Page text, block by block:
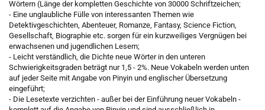
Wörtern (Länge der kompletten Geschichte von 30000 Schriftzeichen;
- Eine unglaubliche Fülle von interessanten Themen wie
Detektivgeschichten, Abenteuer, Romanze, Fantasy, Science Fiction,
Gesellschaft, Biographie etc. sorgen für ein kurzweiliges Vergnügen bei
erwachsenen und jugendlichen Lesern;
- Leicht verständlich, die Dichte neue Wörter in den unteren
Schwierigkeitsgraden beträgt nur 1,5 - 2%. Neue Vokabeln werden unten
auf jeder Seite mit Angabe von Pinyin und englischer Übersetzung
eingeführt;
- Die Lesetexte verzichten - außer bei der Einführung neuer Vokabeln -